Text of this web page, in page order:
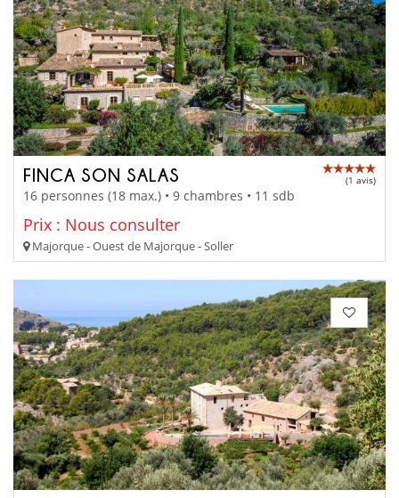
FINCA SON SALAS (1 avis)
16 personnes (18 max.) • 9 chambres • 11 sdb
Prix : Nous consulter
Majorque - Ouest de Majorque - Soller